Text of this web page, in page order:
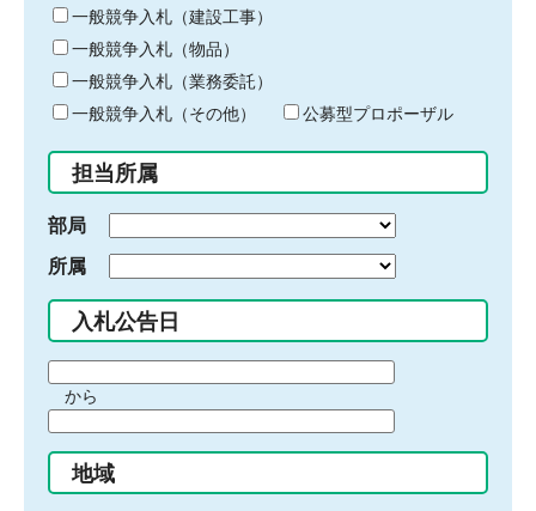
キ
ー
ワ
ー
ド
入
力
一般競争入札（建設工事）
一般競争入札（物品）
一般競争入札（業務委託）
一般競争入札（その他）
公募型プロポーザル
担当所属
部局
所属
入札公告日
間
始
り
から
間
終
地域